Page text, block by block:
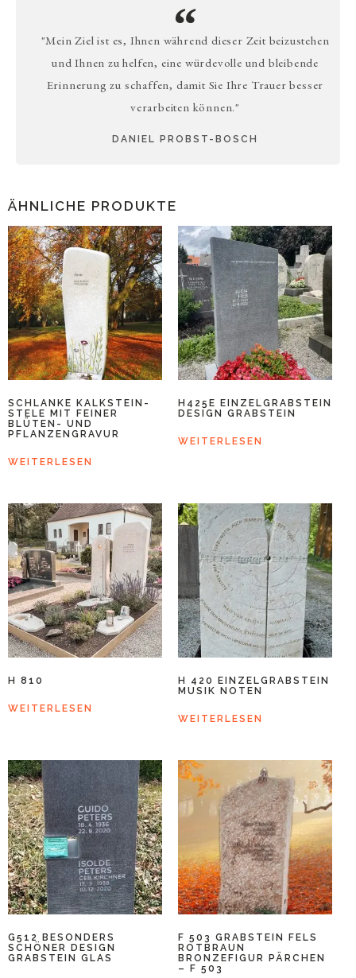
"Mein Ziel ist es, Ihnen während dieser Zeit beizustehen
und Ihnen zu helfen, eine würdevolle und bleibende
Erinnerung zu schaffen, damit Sie Ihre Trauer besser
verarbeiten können."
DANIEL PROBST-BOSCH
ÄHNLICHE PRODUKTE
SCHLANKE KALKSTEIN-
STELE MIT FEINER
BLÜTEN- UND
PFLANZENGRAVUR
WEITERLESEN
H425E EINZELGRABSTEIN
DESIGN GRABSTEIN
WEITERLESEN
H 810
WEITERLESEN
H 420 EINZELGRABSTEIN
MUSIK NOTEN
WEITERLESEN
G512 BESONDERS
SCHÖNER DESIGN
GRABSTEIN GLAS
F 503 GRABSTEIN FELS
ROTBRAUN
BRONZEFIGUR PÄRCHEN
– F 503